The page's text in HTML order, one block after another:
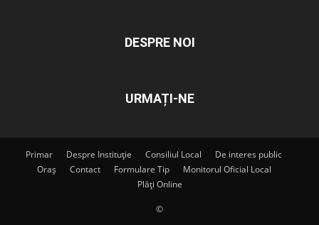
DESPRE NOI
URMAȚI-NE
Primar Despre Instituție Consiliul Local
De interes public
Oraș
Contact Formulare Tip
Monitorul Oficial Local
Plăți Online
©